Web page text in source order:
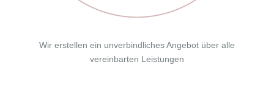
Wir erstellen ein unverbindliches Angebot über alle
vereinbarten Leistungen